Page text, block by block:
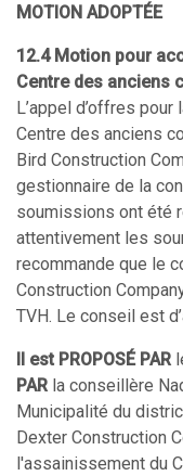
MOTION ADOPTÉE
12.4 Motion pour
Centre des anciens
L’appel d’offres
Centre des anciens
Bird Construction
gestionnaire de la
soumissions ont été
attentivement les
recommande que le
Construction
TVH. Le conseil est
Il est PROPOSÉ PAR
PAR la conseillère
Municipalité du
Dexter Construction
l'assainissement du